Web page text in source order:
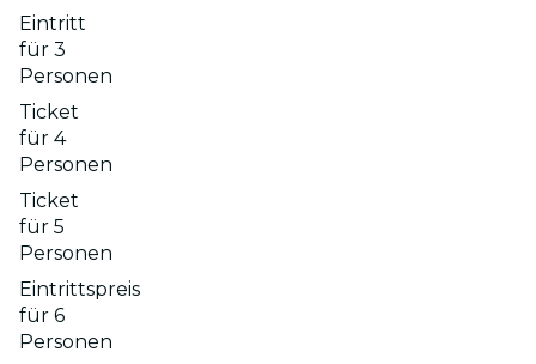
Eintritt
für 3
Personen
Ticket
für 4
Personen
Ticket
für 5
Personen
Eintrittspreis
für 6
Personen